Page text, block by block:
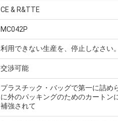
CE & R&TTE
MC042P
利用できない生産を、停止しなさい。
交渉可能
プラスチック・バッグで第一に詰め
に外のパッキングのためのカートン
補強されて